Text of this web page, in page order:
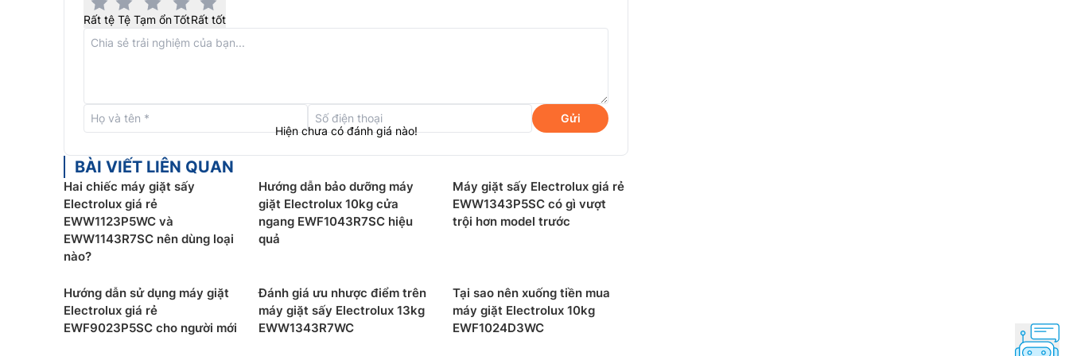
Rất tệ Tệ Tạm ổnTốtRất tốt
Gửi
Hiện chưa có đánh giá nào!
BÀI VIẾT LIÊN QUAN
Hai chiếc máy giặt sấy
Electrolux giá rẻ
EWW1123P5WC và
EWW1143R7SC nên dùng loại
nào?
Hướng dẫn bảo dưỡng máy
giặt Electrolux 10kg cửa
ngang EWF1043R7SC hiệu
quả
Máy giặt sấy Electrolux giá rẻ
EWW1343P5SC có gì vượt
trội hơn model trước
Hướng dẫn sử dụng máy giặt
Electrolux giá rẻ
EWF9023P5SC cho người mới
Đánh giá ưu nhược điểm trên
máy giặt sấy Electrolux 13kg
EWW1343R7WC
Tại sao nên xuống tiền mua
máy giặt Electrolux 10kg
EWF1024D3WC